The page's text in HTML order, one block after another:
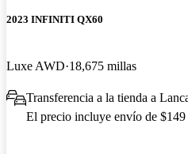
2023 INFINITI QX60
Luxe AWD 18,675 millas
Transferencia a la tienda a
El precio incluye envío de $149